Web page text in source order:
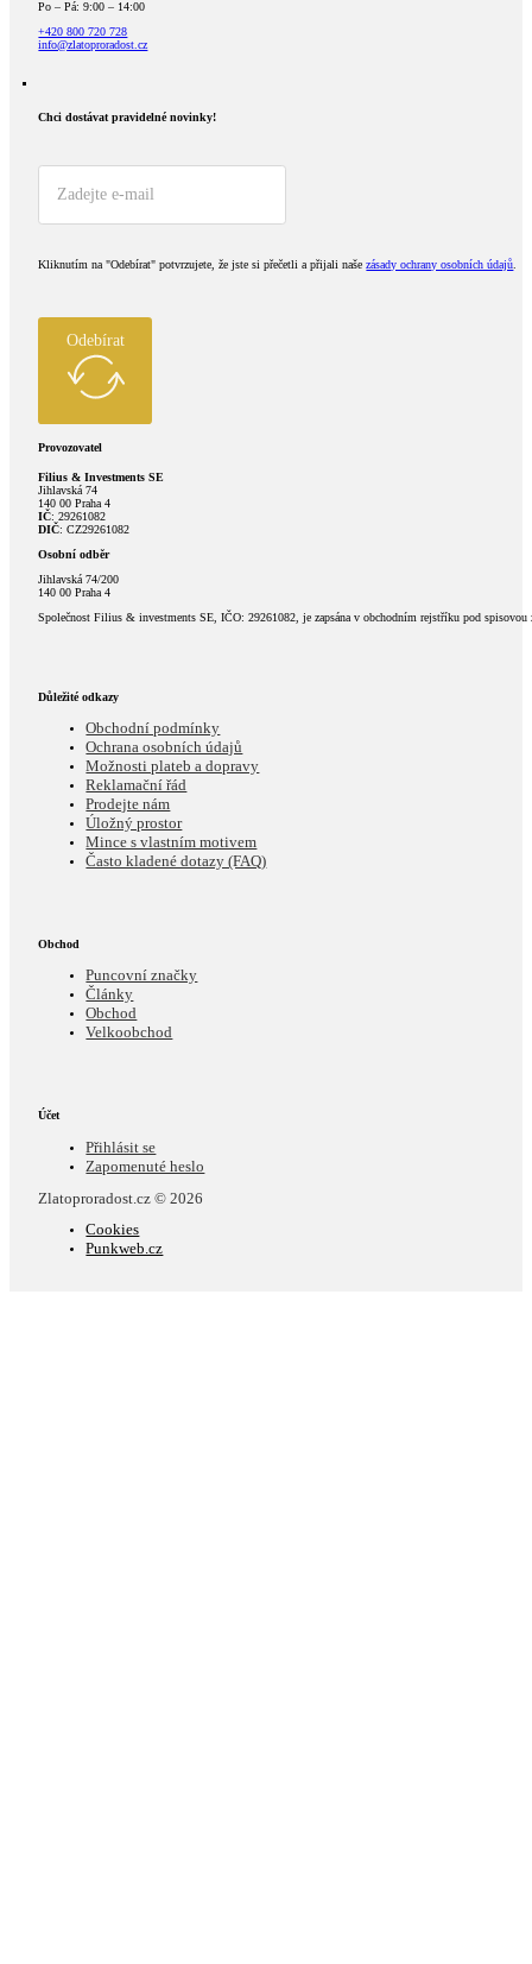
Po – Pá: 9:00 – 14:00
+420 800 720 728
info@zlatoproradost.cz
Chci dostávat pravidelné novinky!​
Kliknutím na "Odebírat" potvrzujete, že jste si přečetli a přijali našezásady ochrany osobních údajů
Odebírat
Provozovatel
Filius & Investments SE
Jihlavská 74
140 00 Praha 4
IČ: 29261082
DIČ: CZ29261082
Osobní odběr
Jihlavská 74/200
140 00 Praha 4
Společnost Filius & investments SE, IČO: 29261082, je zapsána v obchodním rejstříku pod spisovou
Důležité odkazy
Obchodní podmínky
Ochrana osobních údajů
Možnosti plateb a dopravy
Reklamační řád
Prodejte nám
Úložný prostor
Mince s vlastním motivem
Často kladené dotazy (FAQ)
Obchod
Puncovní značky
Články
Obchod
Velkoobchod
Účet
Přihlásit se
Zapomenuté heslo
Zlatoproradost.cz © 2026
Cookies
Punkweb.cz